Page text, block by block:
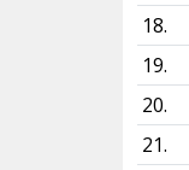
18.
19.
20.
21.